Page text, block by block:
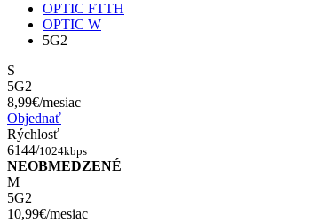
OPTIC FTTH
OPTIC W
5G2
S
5G2
8,99€/mesiac
Objednať
Rýchlosť
6144/1024kbps
NEOBMEDZENÉ
M
5G2
10,99€/mesiac